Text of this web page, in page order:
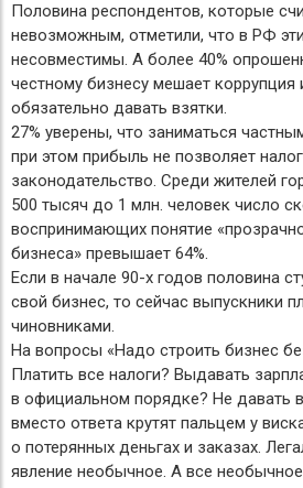
Половина респондентов, которые
невозможным, отметили, что в РФ
несовместимы. А более 40%
честному бизнесу мешает коррупция
обязательно давать взятки.
27% уверены, что заниматься
при этом прибыль не позволяет
законодательство. Среди жителей
500 тысяч до 1 млн. человек число
воспринимающих понятие
бизнеса» превышает 64%.
Если в начале 90-х годов половина
свой бизнес, то сейчас выпускники
чиновниками.
На вопросы «Надо строить бизнес
Платить все налоги? Выдавать
в официальном порядке? Не давать
вместо ответа крутят пальцем у
о потерянных деньгах и заказах.
явление необычное. А все